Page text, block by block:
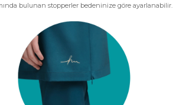
bulunan stopperler bedeninize göre ayarlanabilir.